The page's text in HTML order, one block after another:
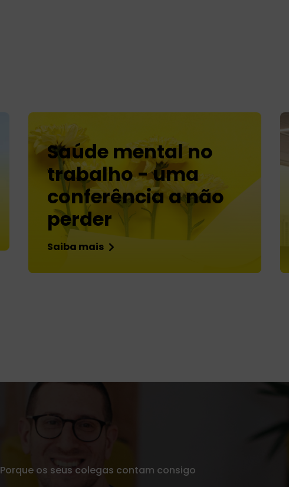
Saúde mental no
trabalho - uma
conferência a não
perder
Saiba mais
Porque os seus colegas contam consigo